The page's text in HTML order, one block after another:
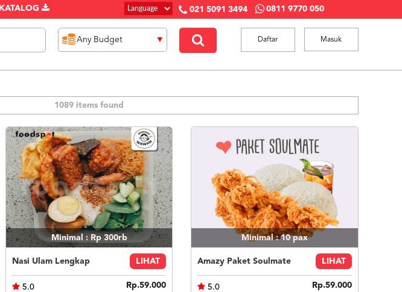
KATALOG 021 5091 3494 0811 9770 050
Masuk
Daftar
1089 items found
Minimal : Rp 300rb
Nasi Ulam Lengkap LIHAT
5.0 Rp.59.000
Minimal : 10pax
Amazy Paket Soulmate LIHAT
5.0 Rp.59.000